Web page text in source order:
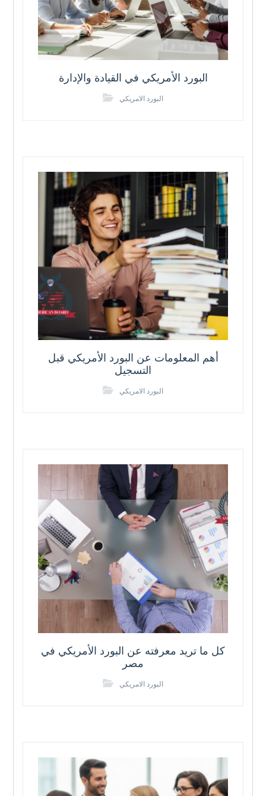
البورد الأمريكي في القيادة والإدارة
البورد الامريكي
أهم المعلومات عن البورد الأمريكي قبل
التسجيل
البورد الامريكي
كل ما تريد معرفته عن البورد الأمريكي في
مصر
البورد الامريكي